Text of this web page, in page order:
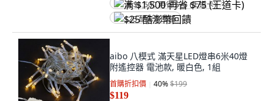
满 $1,500 再省 $75 (王道卡)
$25 酷澎幣回饋
aibo 八模式 滿天星LED燈串6米40燈
附遙控器 電池款, 暖白色, 1組
首購折扣價 40%$199
$119